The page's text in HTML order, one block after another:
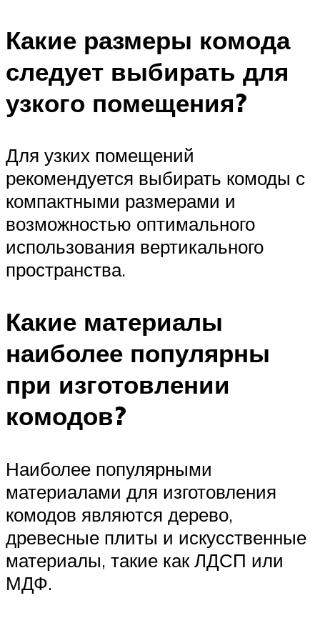
Какие размеры комода
следует выбирать для
узкого помещения?
Для узких помещений
рекомендуется выбирать комоды с
компактными размерами и
возможностью оптимального
использования вертикального
пространства.
Какие материалы
наиболее популярны
при изготовлении
комодов?
Наиболее популярными
материалами для изготовления
комодов являются дерево,
древесные плиты и искусственные
материалы, такие как ЛДСП или
МДФ.